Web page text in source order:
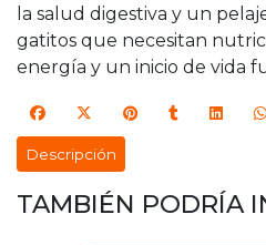
la salud digestiva y un
gatitos que necesitan
energía y un inicio de vida
Descripción
TAMBIÉN PODRÍA